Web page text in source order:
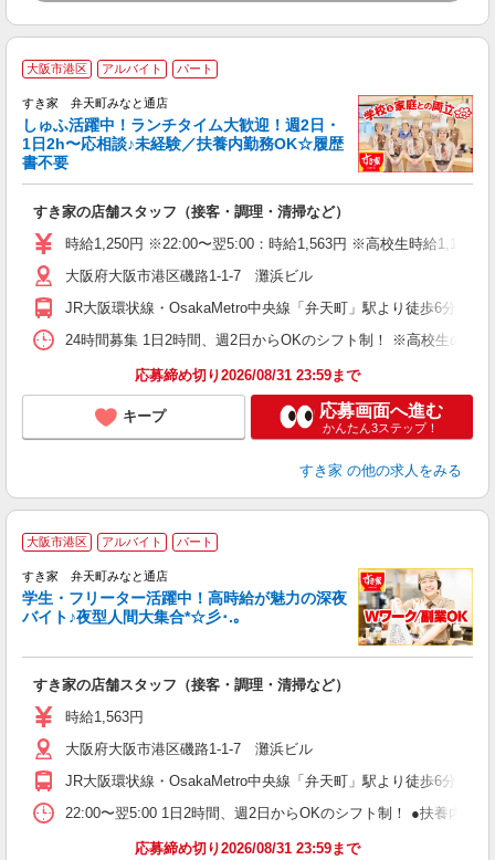
大阪市港区 アルバイト パート
すき家 弁天町みなと通店
しゅふ活躍中！ランチタイム大歓迎！週2日・
1日2h〜応相談♪未経験／扶養内勤務OK☆履歴
書不要
すき家の店舗スタッフ（接客・調理・清掃など）
時給1,250円 ※22:00〜翌5:00：時給1,563円 ※高校生時給1,177
大阪府大阪市港区磯路1-1-7 灘浜ビル
JR大阪環状線・OsakaMetro中央線「弁天町」駅より徒歩6分
24時間募集 1日2時間、週2日からOKのシフト制！ ※高校生のシ
応募締め切り2026/08/31 23:59まで
キープ 応募画面へ進む
かんたん3ステップ！
すき家 の他の求人をみる
大阪市港区 アルバイト パート
すき家 弁天町みなと通店
学生・フリーター活躍中！高時給が魅力の深夜
バイト♪夜型人間大集合*☆彡･.｡
すき家の店舗スタッフ（接客・調理・清掃など）
時給1,563円
大阪府大阪市港区磯路1-1-7 灘浜ビル
JR大阪環状線・OsakaMetro中央線「弁天町」駅より徒歩6分
22:00〜翌5:00 1日2時間、週2日からOKのシフト制！ ●扶養内勤務
応募締め切り2026/08/31 23:59まで